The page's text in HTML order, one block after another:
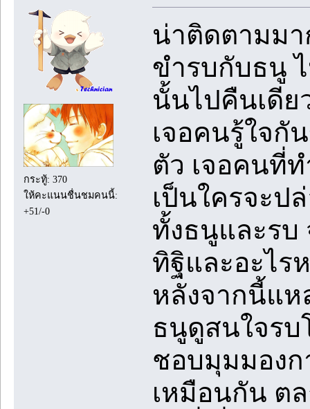
กระทู้: 370
ให้คะแนนชื่นชมคนนี้:
+51/-0
น่าติดตามม
ขำรบกับธนู
นั้นไปคืนเดีย
เจอคนรู้ใจ
ตัว เจอคนที่
เป็นใครจะป
ทั้งธนูและรบ
ทิฐิและอะไร
หลังจากนี้แห
ธนูดูสนใจรบ
ชอบมุมมองก
เหมือนกัน ต